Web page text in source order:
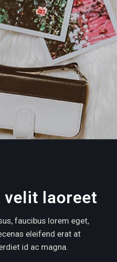
velit laoreet
faucibus lorem eget,
eleifend erat at
id ac magna.